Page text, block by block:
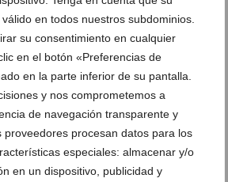
en todos nuestros subdominios.
su consentimiento en cualquier
en el botón «Preferencias de
en la parte inferior de su pantalla.
y nos comprometemos a
de navegación transparente y
proveedores procesan datos para los
especiales: almacenar y/o
en un dispositivo, publicidad y